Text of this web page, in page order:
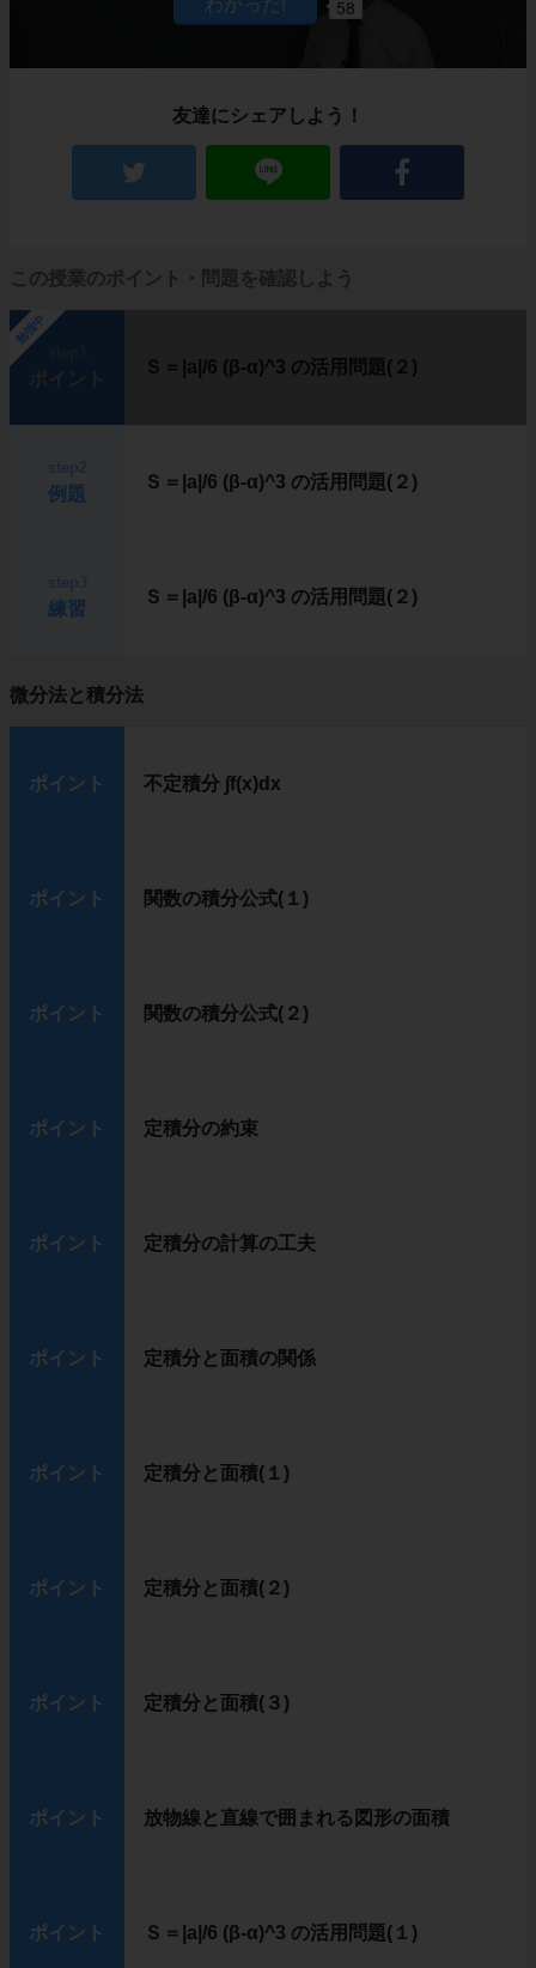
58
友達にシェアしよう！
この授業のポイント・問題を確認しよう
勉強中
Ｓ＝|a|/6 (β-α)^3 の活用問題(２)
例題
Ｓ＝|a|/6 (β-α)^3 の活用問題(２)
練習
Ｓ＝|a|/6 (β-α)^3 の活用問題(２)
微分法と積分法
ポイント 不定積分 ∫f(x)dx
ポイント 関数の積分公式(１)
ポイント 関数の積分公式(２)
ポイント 定積分の約束
ポイント 定積分の計算の工夫
ポイント 定積分と面積の関係
ポイント 定積分と面積(１)
ポイント 定積分と面積(２)
ポイント 定積分と面積(３)
ポイント 放物線と直線で囲まれる図形の面積
ポイント Ｓ＝|a|/6 (β-α)^3 の活用問題(１)